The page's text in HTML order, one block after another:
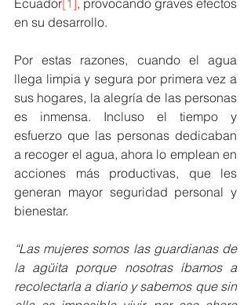
Ecuador[1], provocando graves efectos
en su desarrollo.
Por estas razones, cuando el agua
llega limpia y segura por primera vez a
sus hogares, la alegría de las personas
es inmensa. Incluso el tiempo y
esfuerzo que las personas dedicaban
a recoger el agua, ahora lo emplean en
acciones más productivas, que les
generan mayor seguridad personal y
bienestar.
“Las mujeres somos las guardianas de
la agüita porque nosotras íbamos a
recolectarla a diario y sabemos que sin